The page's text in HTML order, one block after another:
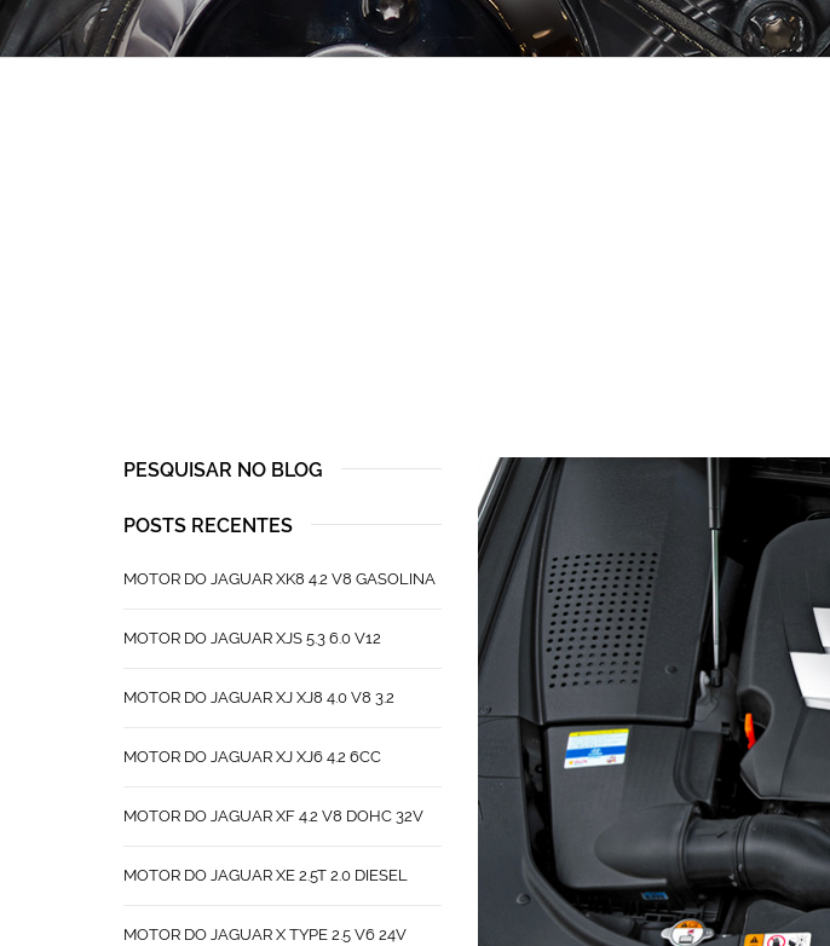
PESQUISAR NO BLOG
POSTS RECENTES
MOTOR DO JAGUAR XK8 4.2 V8 GASOLINA
MOTOR DO JAGUAR XJS 5.3 6.0 V12
MOTOR DO JAGUAR XJ XJ8 4.0 V8 3.2
MOTOR DO JAGUAR XJ XJ6 4.2 6CC
MOTOR DO JAGUAR XF 4.2 V8 DOHC 32V
MOTOR DO JAGUAR XE 2.5T 2.0 DIESEL
MOTOR DO JAGUAR X TYPE 2.5 V6 24V